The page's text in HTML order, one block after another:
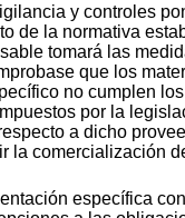
y controles
de la normativa
tomará las
que los
no cumplen
por la
a dicho
la comercialización
específica